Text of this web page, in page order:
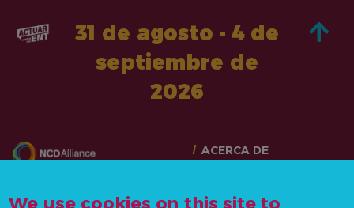
31 de agosto - 4 de
septiembre de
2026
ACERCA DE
NOTICIAS Y RECURSOS
We use cookies on this site to